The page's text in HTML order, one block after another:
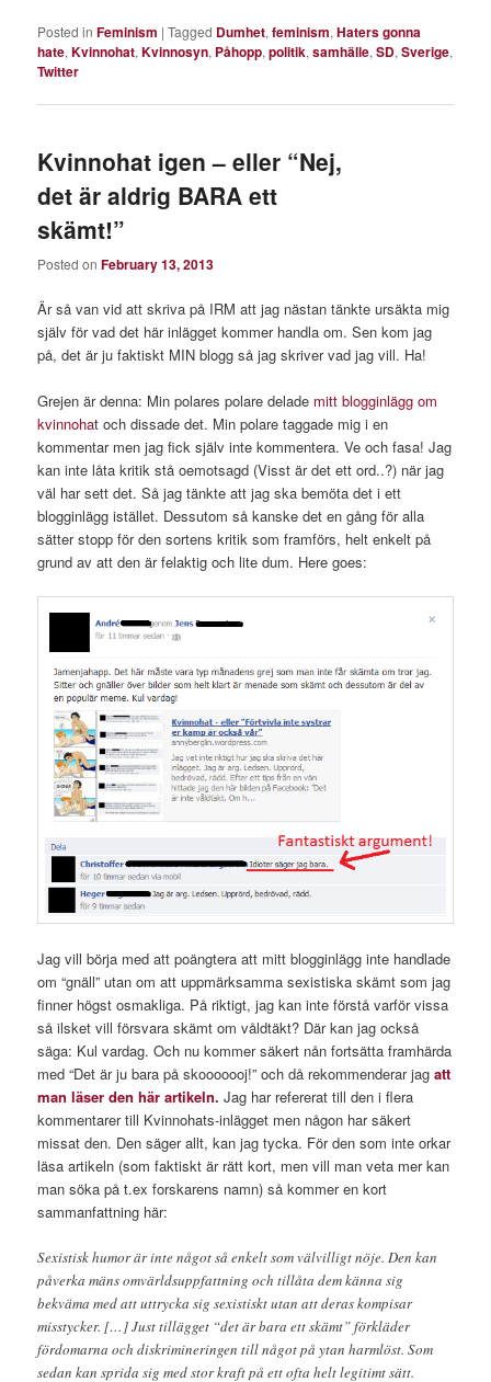
Posted in Feminism |Tagged Dumhet,feminism,Haters gonna
hate,Kvinnohat,Kvinnosyn, Påhopp,politik,samhälle,SD,Sverige,
Twitter
Kvinnohat igen – eller “Nej,
det är aldrig BARA ett
skämt!”
Posted onFebruary 13, 2013
Är så van vid att skriva på IRM att jag nästan tänkte ursäkta mig
själv för vad det här inlägget kommer handla om. Sen kom jag
på, det är ju faktiskt MIN blogg så jag skriver vad jag vill. Ha!
Grejen är denna: Min polares polare delade mitt blogginlägg om
kvinnohat och dissade det. Min polare taggade mig i en
kommentar men jag fick själv inte kommentera. Ve och fasa! Jag
kan inte låta kritik stå oemotsagd (Visst är det ett ord..?) när jag
väl har sett det. Så jag tänkte att jag ska bemöta det i ett
blogginlägg istället. Dessutom så kanske det en gång för alla
sätter stopp för den sortens kritik som framförs, helt enkelt på
grund av att den är felaktig och lite dum. Here goes:
Jag vill börja med att poängtera att mitt blogginlägg inte handlade
om “gnäll” utan om att uppmärksamma sexistiska skämt som jag
finner högst osmakliga. På riktigt, jag kan inte förstå varför vissa
så ilsket vill försvara skämt om våldtäkt? Där kan jag också
säga: Kul vardag. Och nu kommer säkert nån fortsätta framhärda
med “Det är ju bara på skooooooj!” och då rekommenderar jag att
man läser den här artikeln.Jag har refererat till den i flera
kommentarer till Kvinnohats-inlägget men någon har säkert
missat den. Den säger allt, kan jag tycka. För den som inte orkar
läsa artikeln (som faktiskt är rätt kort, men vill man veta mer kan
man söka på t.ex forskarens namn) så kommer en kort
sammanfattning här:
Sexistisk humor är inte något så enkelt som välvilligt nöje. Den kan
påverka mäns omvärldsuppfattning och tillåta dem känna sig
bekväma med att uttrycka sig sexistiskt utan att deras kompisar
misstycker. […] Just tillägget “det är bara ett skämt” förkläder
fördomarna och diskrimineringen till något på ytan harmlöst. Som
sedan kan sprida sig med stor kraft på ett ofta helt legitimt sätt.